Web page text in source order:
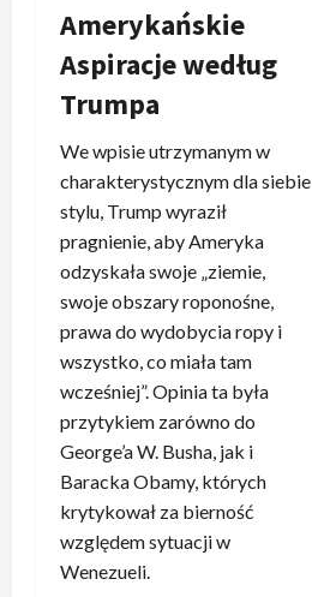
Amerykańskie
Aspiracje według
Trumpa
We wpisie utrzymanym w
charakterystycznym dla siebie
stylu, Trump wyraził
pragnienie, aby Ameryka
odzyskała swoje „ziemie,
swoje obszary roponośne,
prawa do wydobycia ropy i
wszystko, co miała tam
wcześniej”. Opinia ta była
przytykiem zarówno do
George’a W. Busha, jak i
Baracka Obamy, których
krytykował za bierność
względem sytuacji w
Wenezueli.